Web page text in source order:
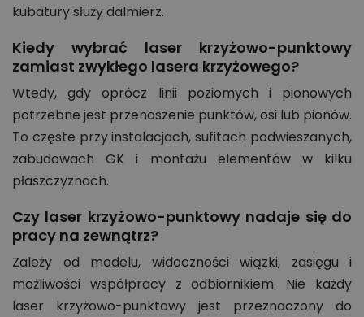
kubatury służy dalmierz.
Kiedy wybrać laser krzyżowo-punktowy
zamiast zwykłego lasera krzyżowego?
Wtedy, gdy oprócz linii poziomych i pionowych
potrzebne jest przenoszenie punktów, osi lub pionów.
To częste przy instalacjach, sufitach podwieszanych,
zabudowach GK i montażu elementów w kilku
płaszczyznach.
Czy laser krzyżowo-punktowy nadaje się do
pracy na zewnątrz?
Zależy od modelu, widoczności wiązki, zasięgu i
możliwości współpracy z odbiornikiem. Nie każdy
laser krzyżowo-punktowy jest przeznaczony do